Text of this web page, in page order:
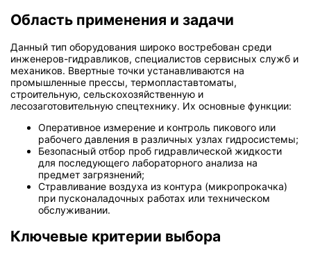
Область применения и задачи
Данный тип оборудования широко востребован среди
инженеров-гидравликов, специалистов сервисных служб и
механиков. Ввертные точки устанавливаются на
промышленные прессы, термопластавтоматы,
строительную, сельскохозяйственную и
лесозаготовительную спецтехнику. Их основные функции:
Оперативное измерение и контроль пикового или
рабочего давления в различных узлах гидросистемы;
Безопасный отбор проб гидравлической жидкости
для последующего лабораторного анализа на
предмет загрязнений;
Стравливание воздуха из контура (микропрокачка)
при пусконаладочных работах или техническом
обслуживании.
Ключевые критерии выбора